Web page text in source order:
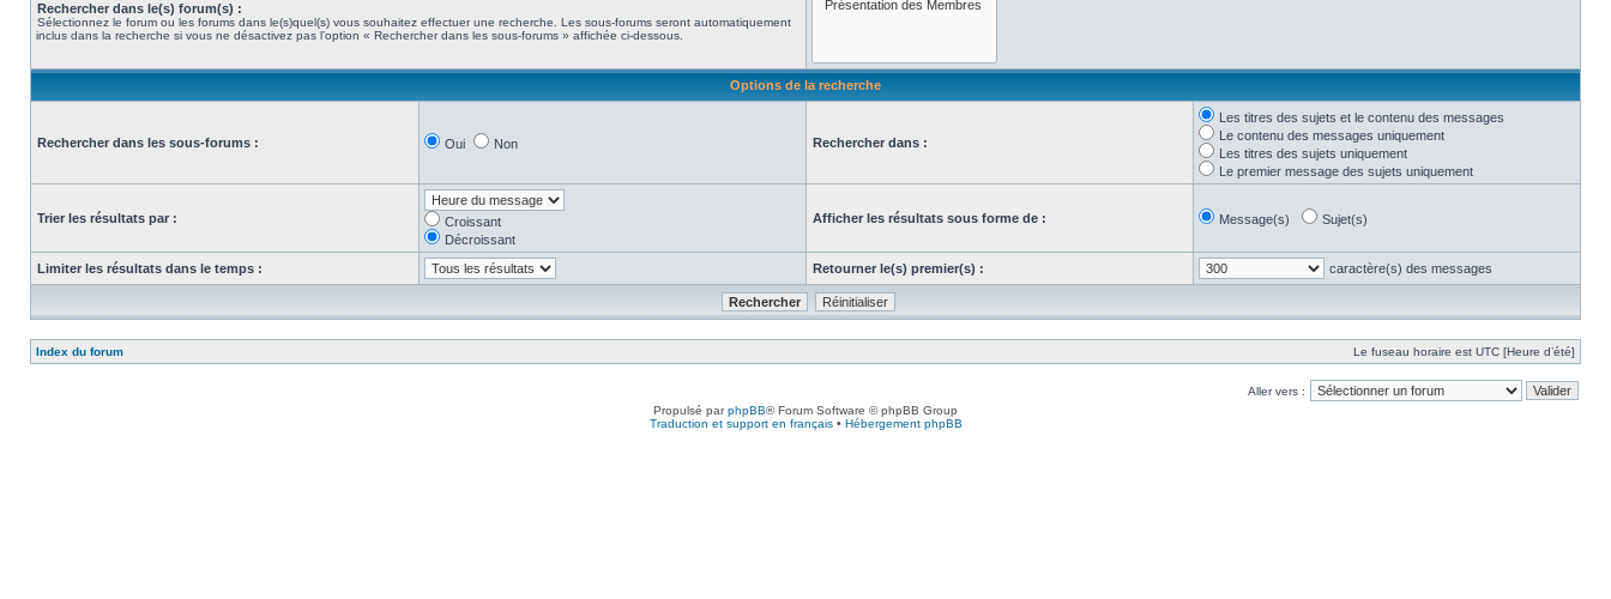
Rechercher dans le(s) forum(s) :
Sélectionnez le forum ou les forums dans le(s)quel(s) vous souhaitez effectuer une recherche. Les sous-forums seront automatiquement
inclus dans la recherche si vous ne désactivez pas l’option « Rechercher dans les sous-forums » affichée ci-dessous.
Options de la recherche
Rechercher dans les sous-forums : Oui Non Rechercher dans :
Les titres des sujets et le contenu des messages
Le contenu des messages uniquement
Les titres des sujets uniquement
Le premier message des sujets uniquement
Trier les résultats par :
Croissant
Décroissant
Afficher les résultats sous forme de : Message(s) Sujet(s)
Limiter les résultats dans le temps : Retourner le(s) premier(s) : caractère(s) des messages
Index du forum Le fuseau horaire est UTC [Heure d’été]
Aller vers :
Propulsé parphpBB® Forum Software © phpBB Group
Traduction et support en français• Hébergement phpBB